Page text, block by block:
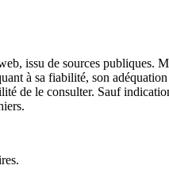
issu de sources publiques.
à sa fiabilité, son
de le consulter. Sauf